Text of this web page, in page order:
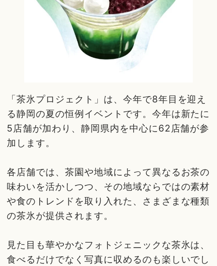
「茶氷プロジェクト」は、今年で8年目を迎え
る静岡の夏の恒例イベントです。今年は新たに
5店舗が加わり、静岡県内を中心に62店舗が参
加します。
各店舗では、茶園や地域によって異なるお茶の
味わいを活かしつつ、その地域ならではの素材
や食のトレンドを取り入れた、さまざまな種類
の茶氷が提供されます。
見た目も華やかなフォトジェニックな茶氷は、
食べるだけでなく写真に収めるのも楽しいでし